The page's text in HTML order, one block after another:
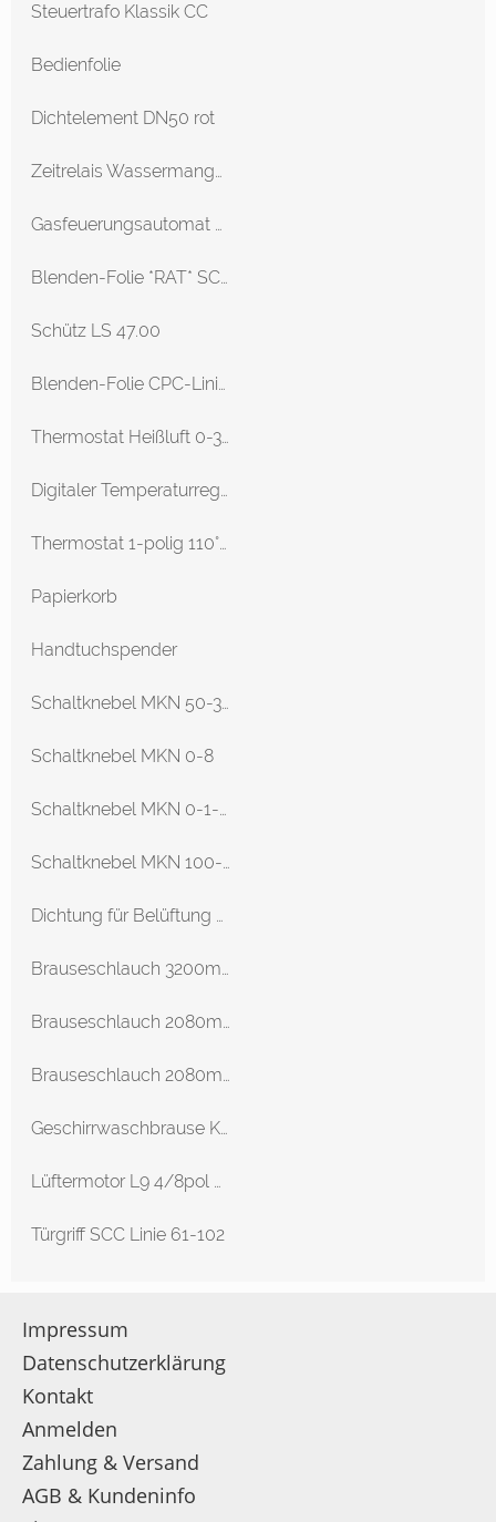
Steuertrafo Klassik CC
Bedienfolie
Dichtelement DN50 rot
Zeitrelais Wassermangel Klassik CD
Gasfeuerungsautomat Klassik CM101/G
Blenden-Folie *RAT* SCC Linie, CM
Schütz LS 47.00
Blenden-Folie CPC-Linie CPC 61-202
Thermostat Heißluft 0-300 °C Klassik CD
Digitaler Temperaturregler für Umluftheizung für externen Lüfter 100°C
Thermostat 1-polig 110°C
Papierkorb
Handtuchspender
Schaltknebel MKN 50-300°
Schaltknebel MKN 0-8
Schaltknebel MKN 0-1-0-1
Schaltknebel MKN 100-185°C
Dichtung für Belüftung SCC-Linie 61-202
Brauseschlauch 3200mm Anschlüsse 1/2 Rational-Kombidämpfer Klassik 20
Brauseschlauch 2080mm Anschlüsse 1/2 Rational-Kombidämpfer Klassik 201/20
Brauseschlauch 2080mm Anschlüsse 1/2 Rational-Kombidämpfer Klassik 201/20/201/G
Geschirrwaschbrause KWC Gastro
Lüftermotor L9 4/8pol mit Motorwelldichtung CPC-Linie
Türgriff SCC Linie 61-102
Impressum
Datenschutzerklärung
Kontakt
Anmelden
Zahlung & Versand
AGB & Kundeninfo